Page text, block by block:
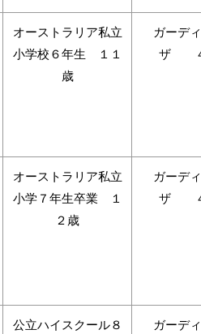
オーストラリア私立
小学校６年生 １１
歳
ガーデ
ザ ４
オーストラリア私立
小学７年生卒業 １
２歳
ガーデ
ザ ４
公立ハイスクール８
ガーデ